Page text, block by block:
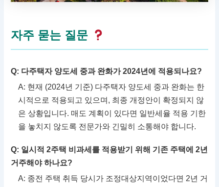
자주 묻는 질문
Q: 다주택자 양도세 중과 완화가 2024년에 적용되나요?
A: 현재 (2024년 기준) 다주택자 양도세 중과 완화는 한
시적으로 적용되고 있으며, 최종 개정안이 확정되지 않
은 상황입니다. 매도 계획이 있다면 일반세율 적용 기한
을 놓치지 않도록 전문가와 긴밀히 소통해야 합니다.
Q: 일시적 2주택 비과세를 적용받기 위해 기존 주택에 2년
거주해야 하나요?
A: 종전 주택 취득 당시가 조정대상지역이었다면 2년 거